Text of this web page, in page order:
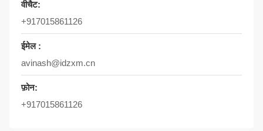
वीचैट:
+917015861126
ईमेल :
avinash@idzxm.cn
फ़ोन:
+917015861126